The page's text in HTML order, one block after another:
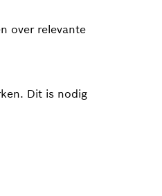
over relevante
Dit is nodig